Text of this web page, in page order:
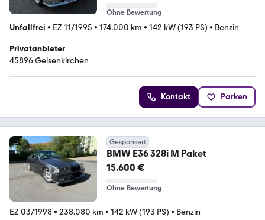
Ohne Bewertung
Unfallfrei • EZ 11/1995 • 174.000 km • 142 kW (193 PS) • Benzin
Privatanbieter
45896 Gelsenkirchen
Kontakt Parken
Gesponsert
BMW E36 328i M Paket
15.600 €
Ohne Bewertung
EZ 03/1998• 238.080 km • 142 kW (193 PS) • Benzin